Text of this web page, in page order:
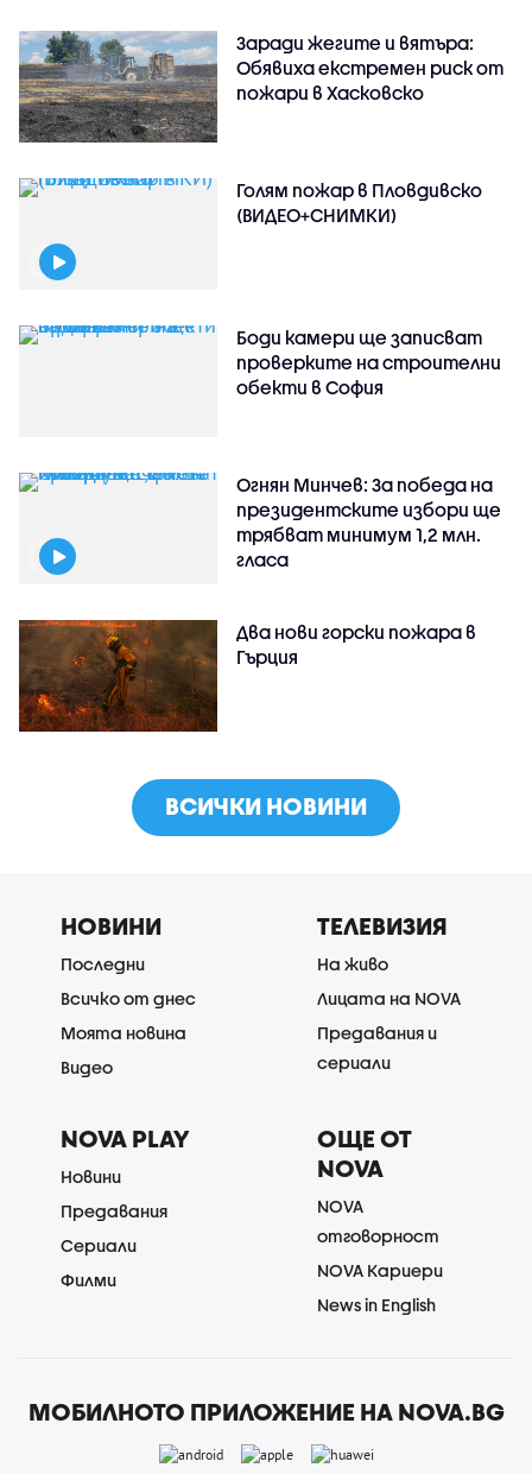
Заради жегите и вятъра:
Обявиха екстремен риск от
пожари в Хасковско
Голям пожар в Пловдивско
(ВИДЕО+СНИМКИ)
Боди камери ще записват
проверките на строителни
обекти в София
Огнян Минчев: За победа на
президентските избори ще
трябват минимум 1,2 млн.
гласа
Два нови горски пожара в
Гърция
ВСИЧКИ НОВИНИ
НОВИНИ
Последни
Всичко от днес
Моята новина
Видео
ТЕЛЕВИЗИЯ
На живо
Лицата на NOVA
Предавания и
сериали
NOVA PLAY
Новини
Предавания
Сериали
Филми
ОЩЕ ОТ
NOVA
NOVA
отговорност
NOVA Кариери
News in English
МОБИЛНОТО ПРИЛОЖЕНИЕ НА NOVA.BG